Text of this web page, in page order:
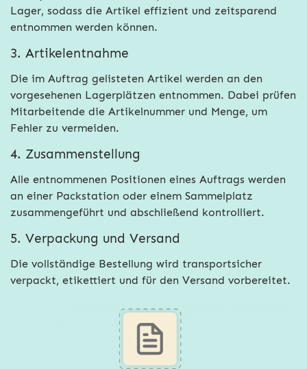
Lager, sodass die Artikel effizient und zeitsparend
entnommen werden können.
3. Artikelentnahme
Die im Auftrag gelisteten Artikel werden an den
vorgesehenen Lagerplätzen entnommen. Dabei prüfen
Mitarbeitende die Artikelnummer und Menge, um
Fehler zu vermeiden.
4. Zusammenstellung
Alle entnommenen Positionen eines Auftrags werden
an einer Packstation oder einem Sammelplatz
zusammengeführt und abschließend kontrolliert.
5. Verpackung und Versand
Die vollständige Bestellung wird transportsicher
verpackt, etikettiert und für den Versand vorbereitet.